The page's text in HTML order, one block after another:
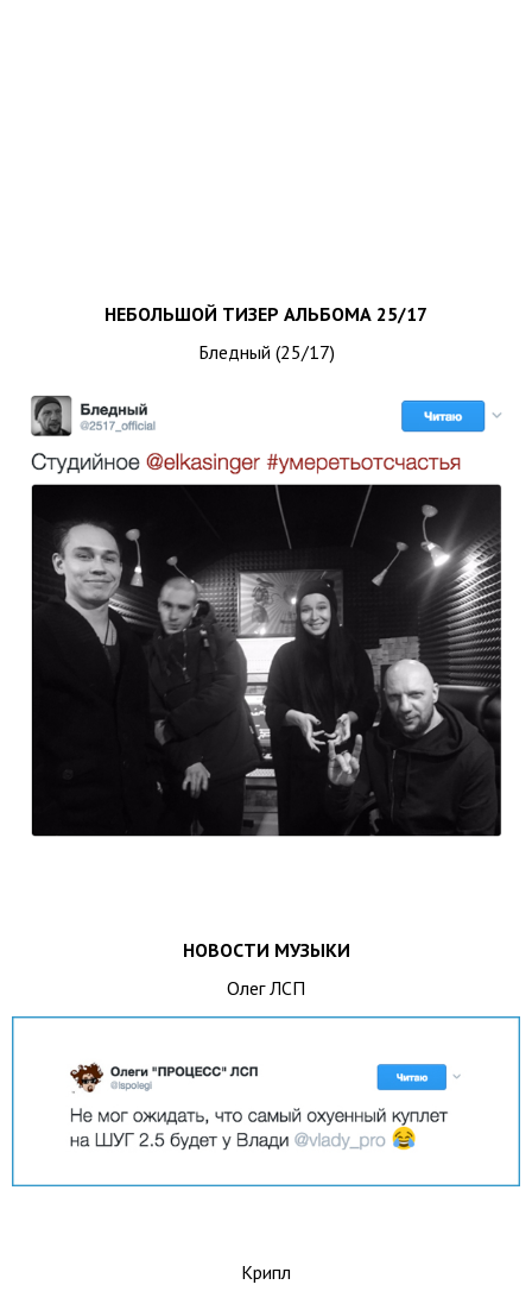
НЕБОЛЬШОЙ ТИЗЕР АЛЬБОМА 25/17
Бледный (25/17)
НОВОСТИ МУЗЫКИ
Олег ЛСП
Крипл